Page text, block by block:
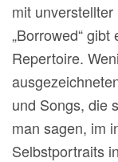
mit
„Borrowed“
Repertoire.
und Songs, die
man sagen, im
Selbstportraits